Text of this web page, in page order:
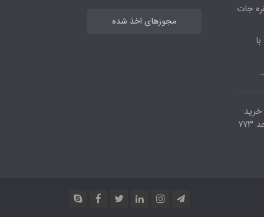
جات
خرید
مجوزهای اخذ شده